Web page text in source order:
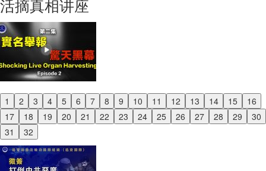
活摘真相讲座
1 2 3 4 5 6 7 8 9 10 11 12 13 14 15
16
17
18 19 20 21 22 23 24 25 26 27 28 29
30
31
32
Previous
Next